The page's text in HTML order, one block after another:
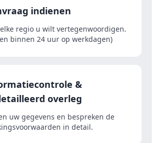
indienen
regio u wilt vertegenwoordigen.
binnen 24 uur op werkdagen)
&
overleg
uw gegevens en bespreken de
in detail.